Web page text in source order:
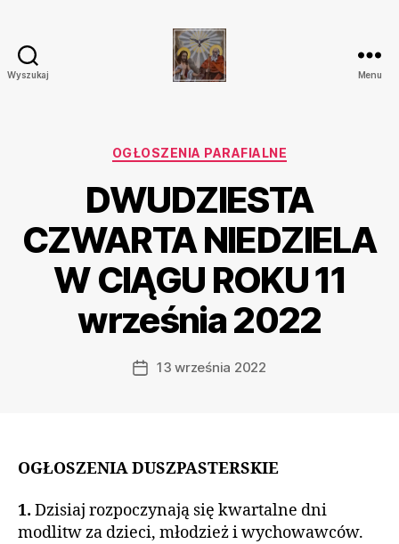
Wyszukaj
Trójcy
w
Ostrówku
Menu
Kategorie
OGŁOSZENIA PARAFIALNE
DWUDZIESTA
CZWARTA NIEDZIELA
W CIĄGU ROKU 11
września 2022
Data13 września 2022
OGŁOSZENIA DUSZPASTERSKIE
1. Dzisiaj rozpoczynają się kwartalne dni
modlitw za dzieci, młodzież i wychowawców.